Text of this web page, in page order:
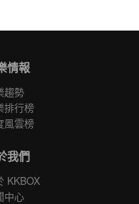
情報
趨勢
排行榜
風雲榜
我們
KKBOX
中心